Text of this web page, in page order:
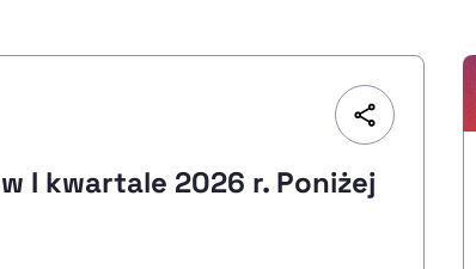
I kwartale 2026 r. Poniżej